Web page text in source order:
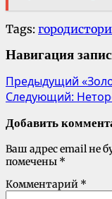
Tags: город
Навигация
Предыдущий
Следующий:
Добавить
Ваш адрес email не
помечены *
Комментарий *